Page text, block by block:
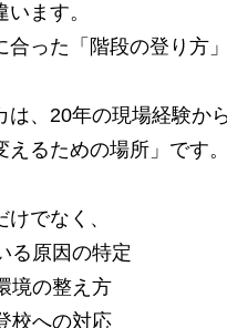
ます。
合った「階段の登り方
は、20年の現場経験か
るための場所」です。
でなく、
る原因の特定
境の整え方
校への対応